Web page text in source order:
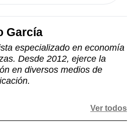
García
especializado en economía
Desde 2012, ejerce la
en diversos medios de
Ver todos